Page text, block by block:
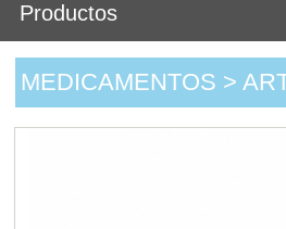
Productos
MEDICAMENTOS >